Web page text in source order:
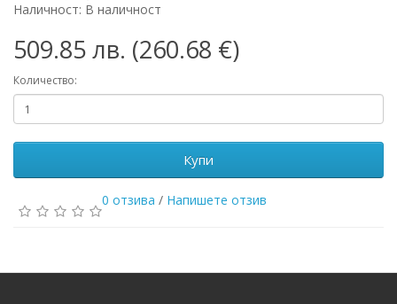
Наличност: В наличност
509.85 лв. (260.68 €)
Количество:
Купи
0 отзива / Напишете отзив